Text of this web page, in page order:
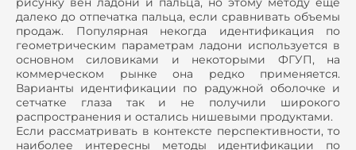
далеко до отпечатка пальца, если сравнивать объемы
продаж. Популярная некогда идентификация по
геометрическим параметрам ладони используется в
основном силовиками и некоторыми ФГУП, на
коммерческом рынке она редко применяется.
Варианты идентификации по радужной оболочке и
сетчатке глаза так и не получили широкого
распространения и остались нишевыми продуктами.
Если рассматривать в контексте перспективности, то
наиболее интересны методы идентификации по